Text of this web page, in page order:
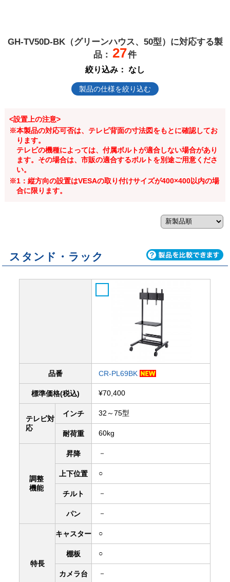
GH-TV50D-BK（グリーンハウス、50型）に対応する製
品： 27件
絞り込み： なし
製品の仕様を絞り込む
<設置上の注意>
※本製品の対応可否は、テレビ背面の寸法図をもとに確認してお
ります。
テレビの機種によっては、付属ボルトが適合しない場合があり
ます。その場合は、市販の適合するボルトを別途ご用意くださ
い。
※1：縦方向の設置はVESAの取り付けサイズが400×400以内の場
合に限ります。
スタンド・ラック
品番 CR-PL69BK
標準価格(税込) ¥70,400
テレビ対
応
インチ 32～75型
耐荷重 60kg
調整
機能
昇降 －
上下位置 ○
チルト －
パン －
特長
キャスター ○
棚板 ○
カメラ台 －